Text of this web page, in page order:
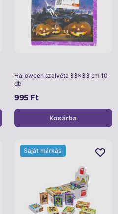
Halloween szalvéta 33x33 cm 10
db
995 Ft
Kosárba
Saját márkás